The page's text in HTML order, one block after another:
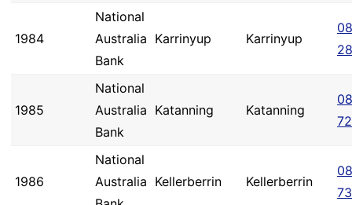
1984
National
Australia
Bank
Karrinyup Karrinyup
1985
National
Australia
Bank
Katanning Katanning
1986
National
Australia Kellerberrin Kellerberrin